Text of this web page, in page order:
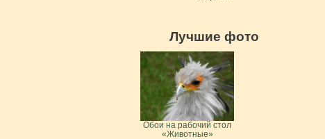
Лучшие фото
Обои на рабочий стол
«Животные»